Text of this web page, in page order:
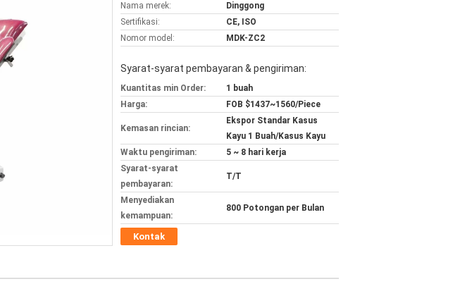
Nama merek:
Dinggong
Sertifikasi:
CE, ISO
Nomor model:
MDK-ZC2
Syarat-syarat pembayaran & pengiriman:
Kuantitas min Order:
1 buah
Harga:
FOB $1437~1560/Piece
Kemasan rincian:
Ekspor Standar Kasus
Kayu 1 Buah/Kasus Kayu
Waktu pengiriman:
5 ~ 8 hari kerja
Syarat-syarat
pembayaran:
T/T
Menyediakan
kemampuan:
800 Potongan per Bulan
Kontak